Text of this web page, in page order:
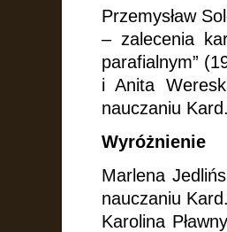
Przemysław
– zalecenia
parafialnym”
i Anita
nauczaniu
Wyróżnienie
Marlena
nauczaniu
Karolina